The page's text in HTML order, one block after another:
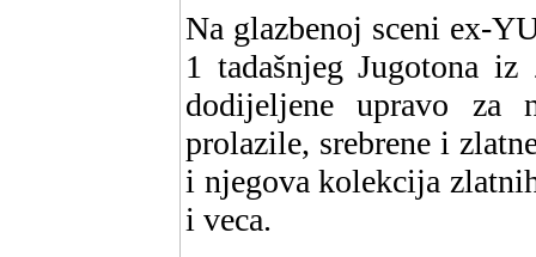
Na glazbenoj sceni ex-
1 tadašnjeg Jugotona
dodijeljene upravo za
prolazile, srebrene i
i njegova kolekcija
i veca.